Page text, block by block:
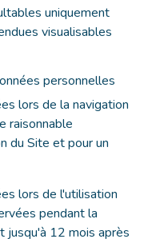
uniquement
visualisables
personnelles
lors de la navigation
raisonnable
du Site et pour un
lors de l'utilisation
pendant la
jusqu'à 12 mois après